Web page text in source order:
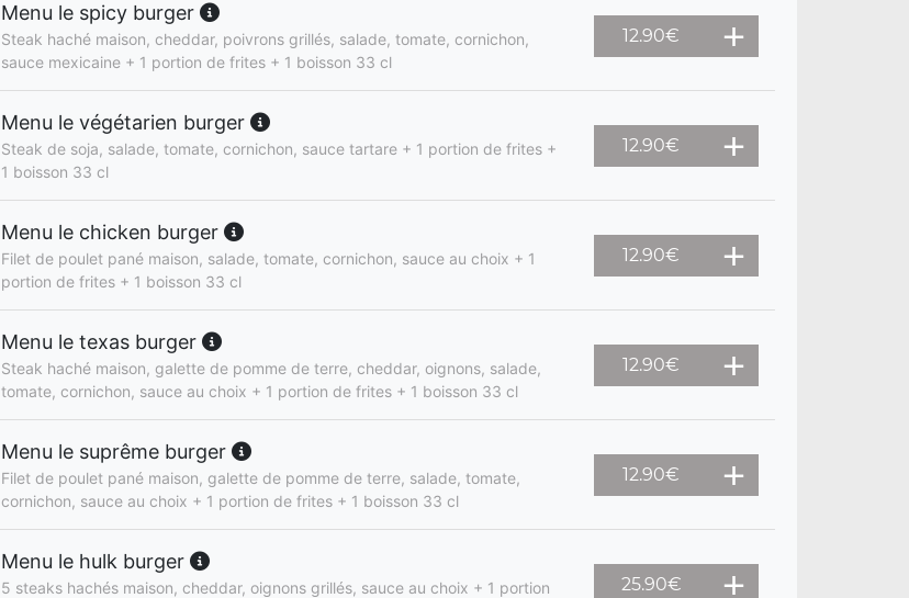
Menu le spicy burger
Steak haché maison, cheddar, poivrons grillés, salade, tomate, cornichon,
sauce mexicaine + 1 portion de frites + 1 boisson 33 cl
12.90€
Menu le végétarien burger
Steak de soja, salade, tomate, cornichon, sauce tartare + 1 portion de frites +
1 boisson 33 cl
12.90€
Menu le chicken burger
Filet de poulet pané maison, salade, tomate, cornichon, sauce au choix + 1
portion de frites + 1 boisson 33 cl
12.90€
Menu le texas burger
Steak haché maison, galette de pomme de terre, cheddar, oignons, salade,
tomate, cornichon, sauce au choix + 1 portion de frites + 1 boisson 33 cl
12.90€
Menu le suprême burger
Filet de poulet pané maison, galette de pomme de terre, salade, tomate,
cornichon, sauce au choix + 1 portion de frites + 1 boisson 33 cl
12.90€
Menu le hulk burger
5 steaks hachés maison, cheddar, oignons grillés, sauce au choix + 1 portion
25.90€